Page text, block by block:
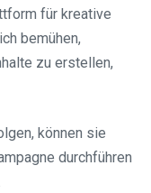
für kreative
bemühen,
zu erstellen,
können sie
durchführen